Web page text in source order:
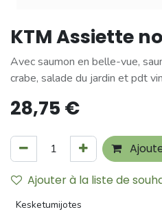
KTM Assiette
Avec saumon en belle-vue,
crabe, salade du jardin et pdt
28,75 €
Ajouter à la liste de
Kesketumijotes